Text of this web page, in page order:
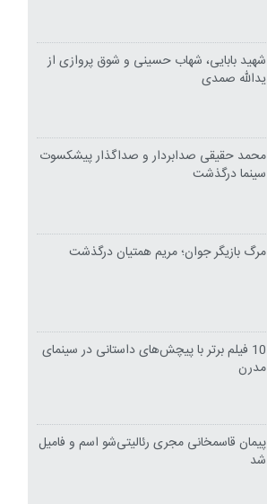
شهید بابایی، شهاب حسینی و شوق پروازی از
یدالله صمدی
محمد حقیقی صدابردار و صداگذار پیشکسوت
سینما درگذشت
مرگ بازیگر جوان؛ مریم همتیان درگذشت
10 فیلم برتر با پیچش‌های داستانی در سینمای
مدرن
پیمان قاسمخانی مجری رئالیتی‌شو اسم و فامیل
شد